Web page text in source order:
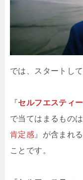
では、スタートし
『セルフエスティ
で当てはまるもの
肯定感 』が含まれ
ことです。